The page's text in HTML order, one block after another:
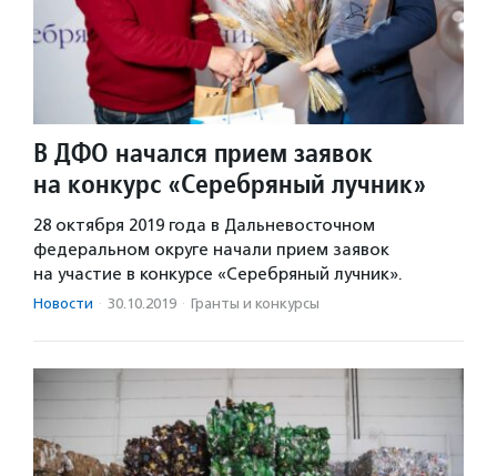
В ДФО начался прием заявок
на конкурс «Серебряный лучник»
28 октября 2019 года в Дальневосточном
федеральном округе начали прием заявок
на участие в конкурсе «Серебряный лучник».
Новости · 30.10.2019 · Гранты и конкурсы